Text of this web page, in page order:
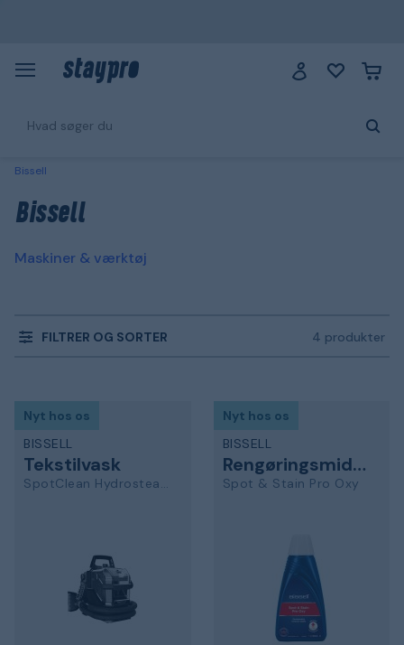
Bissell
Bissell
Maskiner & værktøj
FILTRER OG SORTER 4 produkter
Nyt hos os
BISSELL
Tekstilvask
SpotClean Hydrosteam Select
Nyt hos os
BISSELL
Rengøringsmiddel
Spot & Stain Pro Oxy